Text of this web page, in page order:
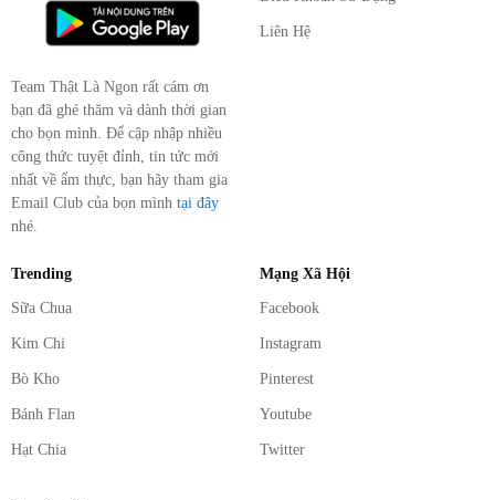
Team Thật Là Ngon rất cám ơn
bạn đã ghé thăm và dành thời gian
cho bọn mình. Để cập nhập nhiều
công thức tuyệt đỉnh, tin tức mới
nhất về ẩm thực, bạn hãy tham gia
Email Club của bọn mình tại đây
nhé.
Liên Hệ
Trending
Sữa Chua
Kim Chi
Bò Kho
Bánh Flan
Hạt Chia
Mạng Xã Hội
Facebook
Instagram
Pinterest
Youtube
Twitter